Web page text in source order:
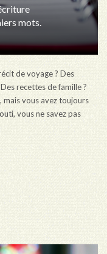
mots.
de voyage ? Des
recettes de famille ?
mais vous avez toujours
vous ne savez pas